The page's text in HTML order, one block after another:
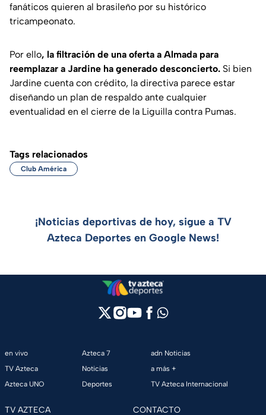
fanáticos quieren al brasileño por su histórico
tricampeonato.
Por ello, la filtración de una oferta a Almada para
reemplazar a Jardine ha generado desconcierto. Si bien
Jardine cuenta con crédito, la directiva parece estar
diseñando un plan de respaldo ante cualquier
eventualidad en el cierre de la Liguilla contra Pumas.
Tags relacionados
Club América
¡Noticias deportivas de hoy, sigue a TV
Azteca Deportes en Google News!
en vivo
TV Azteca
Azteca UNO
Azteca 7
Noticias
Deportes
adn Noticias
a más +
TV Azteca Internacional
TV AZTECA CONTACTO